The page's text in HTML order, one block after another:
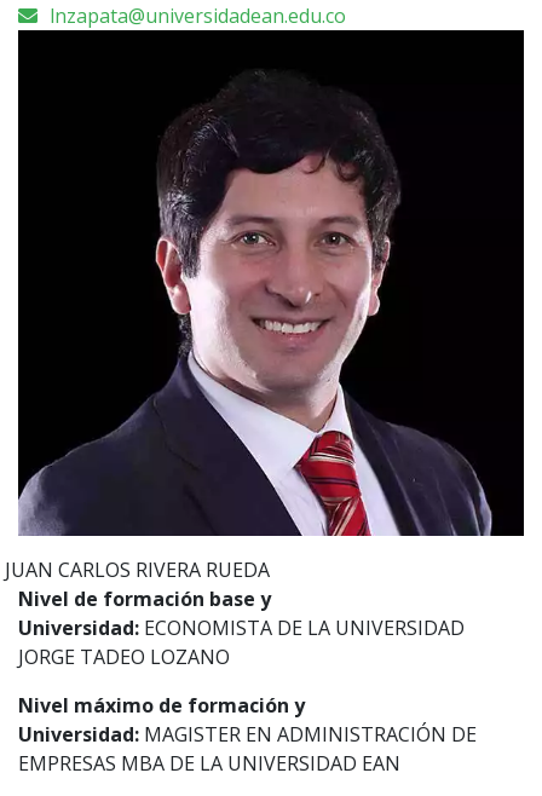
lnzapata@universidadean.edu.co
JUAN CARLOS RIVERA RUEDA
Nivel de formación base y
Universidad: ECONOMISTA DE LA UNIVERSIDAD
JORGE TADEO LOZANO
Nivel máximo de formación y
Universidad: MAGISTER EN ADMINISTRACIÓN DE
EMPRESAS MBA DE LA UNIVERSIDAD EAN